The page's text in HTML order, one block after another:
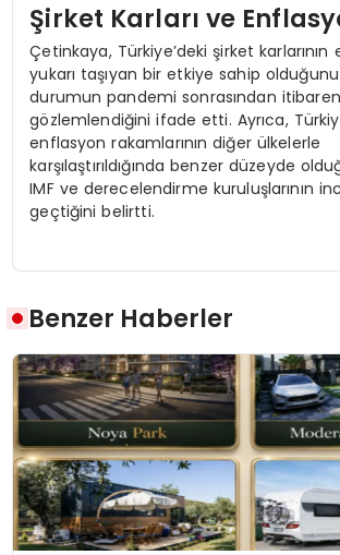
Şirket Karları ve
Çetinkaya, Türkiye’deki şirket karlarının
yukarı taşıyan bir etkiye sahip
durumun pandemi sonrasından itibaren
gözlemlendiğini ifade etti. Ayrıca,
enflasyon rakamlarının diğer ülkelerle
karşılaştırıldığında benzer düzeyde
IMF ve derecelendirme kuruluşlarının
geçtiğini belirtti.
Benzer Haberler